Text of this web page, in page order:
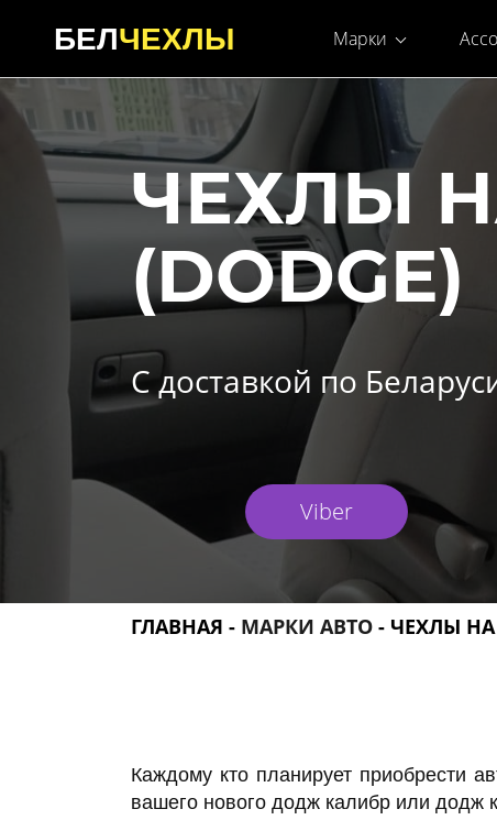
БЕЛЧЕХЛЫ Марки
ЧЕХЛЫ
(DODGE)
С доставкой по
Viber
ГЛАВНАЯ - МАРКИ АВТО - ЧЕХЛЫ НА
Каждому кто планирует приобрести
вашего нового додж калибр или додж